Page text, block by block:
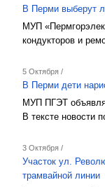
В Перми выберут
МУП
кондукторов и
5 Октября /
В Перми дети
МУП ПГЭТ
В тексте новости
3 Октября /
Участок ул.
трамвайной линии